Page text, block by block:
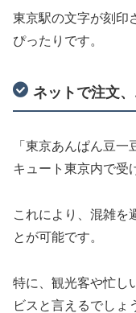
東京駅の文字が刻印
ぴったりです。
ネットで注文
「東京あんぱん豆
キュート東京内で受
これにより、混雑を
とが可能です。
特に、観光客や忙し
ビスと言えるでしょ